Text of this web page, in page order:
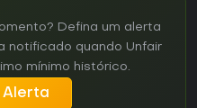
Defina um alerta
notificado quando Unfair
mínimo histórico.
Alerta